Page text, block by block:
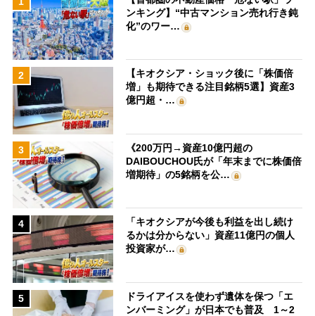
ンキング】“中古マンション売れ行き鈍
化”のワー…
2
【キオクシア・ショック後に「株価倍
増」も期待できる注目銘柄5選】資産3
億円超・…
3
《200万円→資産10億円超の
DAIBOUCHOU氏が「年末までに株価倍
増期待」の5銘柄を公…
4
「キオクシアが今後も利益を出し続け
るかは分からない」資産11億円の個人
投資家が…
5
ドライアイスを使わず遺体を保つ「エ
ンバーミング」が日本でも普及 1～2